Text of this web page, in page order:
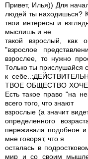
Привет, Илья)) Для
людей ты находишься?
твои интересы и
мыслишь и не
такой взрослый, как
"взрослое
взрослее, то нужно
Только ты прислушайся
к
ТВОЕ ОБЩЕСТВО ХОЧЕТ,
Есть такое право "на
всего того, что знают
взрослые (а значит
определенного
переживала подобное
мне говорят, что я
осталась в
мир и со своим